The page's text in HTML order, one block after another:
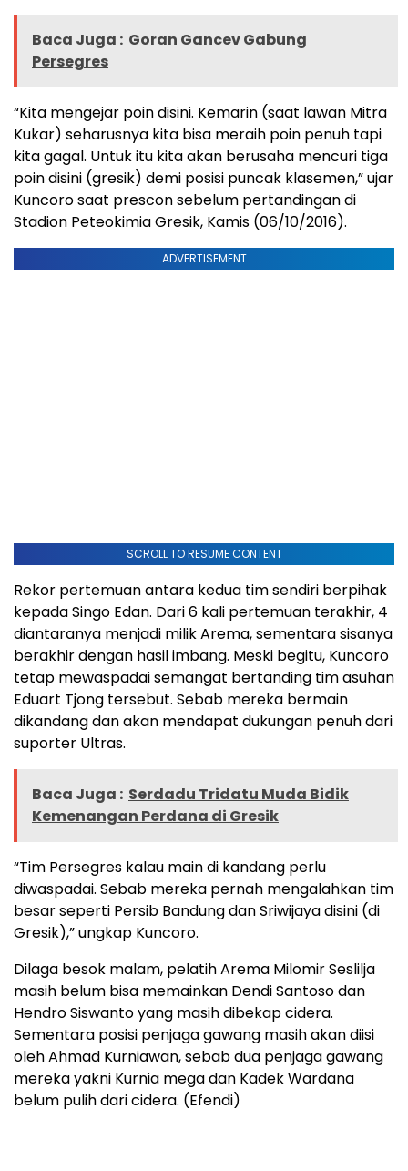
Baca Juga : Goran Gancev Gabung
Persegres
“Kita mengejar poin disini. Kemarin (saat lawan Mitra
Kukar) seharusnya kita bisa meraih poin penuh tapi
kita gagal. Untuk itu kita akan berusaha mencuri tiga
poin disini (gresik) demi posisi puncak klasemen,” ujar
Kuncoro saat prescon sebelum pertandingan di
Stadion Peteokimia Gresik, Kamis (06/10/2016).
ADVERTISEMENT
SCROLL TO RESUME CONTENT
Rekor pertemuan antara kedua tim sendiri berpihak
kepada Singo Edan. Dari 6 kali pertemuan terakhir, 4
diantaranya menjadi milik Arema, sementara sisanya
berakhir dengan hasil imbang. Meski begitu, Kuncoro
tetap mewaspadai semangat bertanding tim asuhan
Eduart Tjong tersebut. Sebab mereka bermain
dikandang dan akan mendapat dukungan penuh dari
suporter Ultras.
Baca Juga : Serdadu Tridatu Muda Bidik
Kemenangan Perdana di Gresik
“Tim Persegres kalau main di kandang perlu
diwaspadai. Sebab mereka pernah mengalahkan tim
besar seperti Persib Bandung dan Sriwijaya disini (di
Gresik),” ungkap Kuncoro.
Dilaga besok malam, pelatih Arema Milomir Seslilja
masih belum bisa memainkan Dendi Santoso dan
Hendro Siswanto yang masih dibekap cidera.
Sementara posisi penjaga gawang masih akan diisi
oleh Ahmad Kurniawan, sebab dua penjaga gawang
mereka yakni Kurnia mega dan Kadek Wardana
belum pulih dari cidera. (Efendi)